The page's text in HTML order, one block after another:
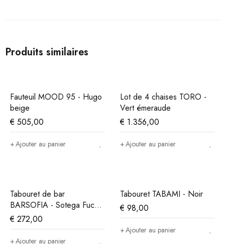
Produits similaires
Fauteuil MOOD 95 - Hugo
beige
€ 505,00
Ajouter au panier
Lot de 4 chaises TORO -
Vert émeraude
€ 1.356,00
Ajouter au panier
Tabouret de bar
BARSOFIA - Sotega Fuchs
Gold
€ 272,00
Ajouter au panier
Tabouret TABAMI - Noir
€ 98,00
Ajouter au panier